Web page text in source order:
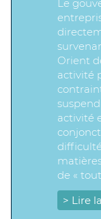
Le
Orient
activité
activité
de «
> Lire